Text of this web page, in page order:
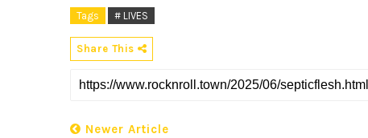
Tags # LIVES
Share This
Newer Article